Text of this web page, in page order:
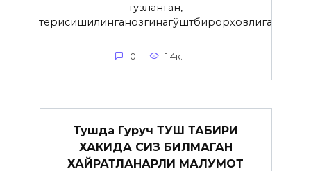
тузланган,
терисишилинганозгинагўштбирорҳовлига
0 1.4к.
Тушда Гуруч ТУШ ТАБИРИ
ХАКИДА СИЗ БИЛМАГАН
ХАЙРАТЛАНАРЛИ МАЛУМОТ